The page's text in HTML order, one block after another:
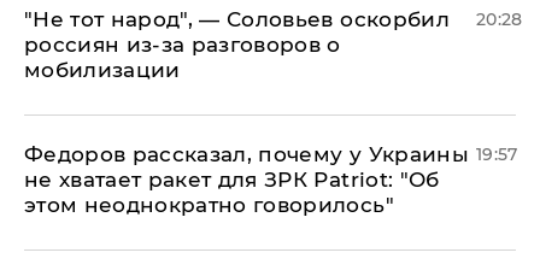
​"Не тот народ", — Соловьев оскорбил
россиян из-за разговоров о
мобилизации
20:28
Федоров рассказал, почему у Украины
не хватает ракет для ЗРК Patriot: "Об
этом неоднократно говорилось"
19:57